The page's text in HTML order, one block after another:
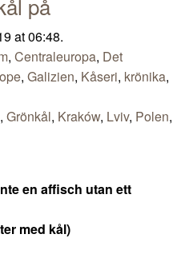
på
at 06:48.
, Centraleuropa, Det
, Galizien, Kåseri, krönika,
, Grönkål, Kraków, Lviv, Polen,
en affisch utan ett
med kål)